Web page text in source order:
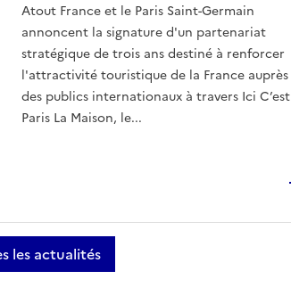
Atout France et le Paris Saint-Germain
annoncent la signature d'un partenariat
stratégique de trois ans destiné à renforcer
l'attractivité touristique de la France auprès
des publics internationaux à travers Ici C’est
Paris La Maison, le...
les actualités